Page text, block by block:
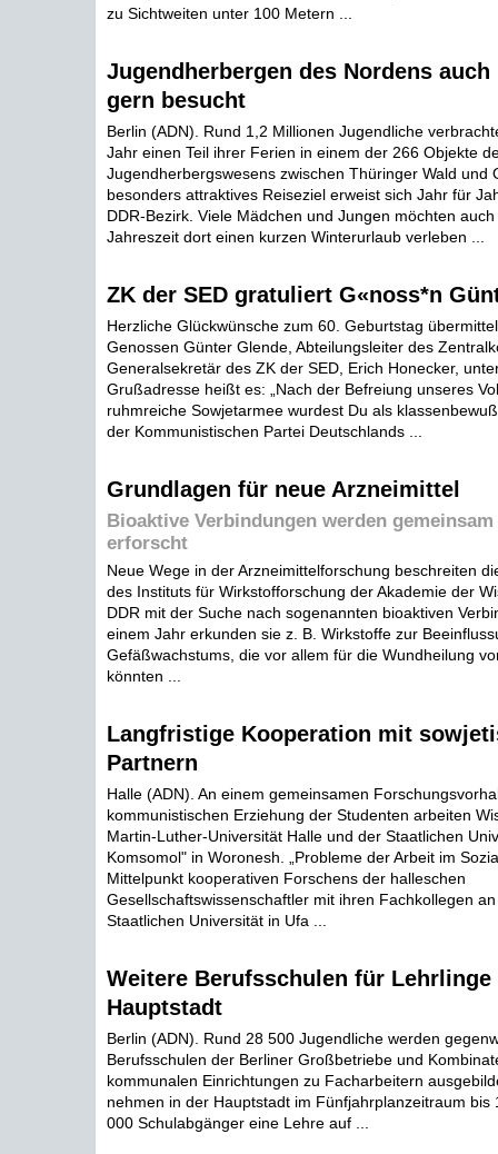
zu Sichtweiten unter 100 Metern ...
Jugendherbergen des Nordens
gern besucht
Berlin (ADN). Rund 1,2 Millionen Jugendliche
Jahr einen Teil ihrer Ferien in einem der 266 Objekte
Jugendherbergswesens zwischen Thüringer Wald und
besonders attraktives Reiseziel erweist sich Jahr für
DDR-Bezirk. Viele Mädchen und Jungen möchten
Jahreszeit dort einen kurzen Winterurlaub verleben ...
ZK der SED gratuliert G«noss*n
Herzliche Glückwünsche zum 60. Geburtstag
Genossen Günter Glende, Abteilungsleiter des
Generalsekretär des ZK der SED, Erich Honecker,
Grußadresse heißt es: „Nach der Befreiung unseres
ruhmreiche Sowjetarmee wurdest Du als
der Kommunistischen Partei Deutschlands ...
Grundlagen für neue Arzneimittel
Bioaktive Verbindungen werden
erforscht
Neue Wege in der Arzneimittelforschung beschreiten
des Instituts für Wirkstofforschung der Akademie der
DDR mit der Suche nach sogenannten bioaktiven
einem Jahr erkunden sie z. B. Wirkstoffe zur
Gefäßwachstums, die vor allem für die Wundheilung
könnten ...
Langfristige Kooperation mit
Partnern
Halle (ADN). An einem gemeinsamen
kommunistischen Erziehung der Studenten arbeiten
Martin-Luther-Universität Halle und der Staatlichen
Komsomol" in Woronesh. „Probleme der Arbeit im
Mittelpunkt kooperativen Forschens der halleschen
Gesellschaftswissenschaftler mit ihren Fachkollegen
Staatlichen Universität in Ufa ...
Weitere Berufsschulen für Lehrlinge
Hauptstadt
Berlin (ADN). Rund 28 500 Jugendliche werden
Berufsschulen der Berliner Großbetriebe und
kommunalen Einrichtungen zu Facharbeitern
nehmen in der Hauptstadt im Fünfjahrplanzeitraum bis
000 Schulabgänger eine Lehre auf ...